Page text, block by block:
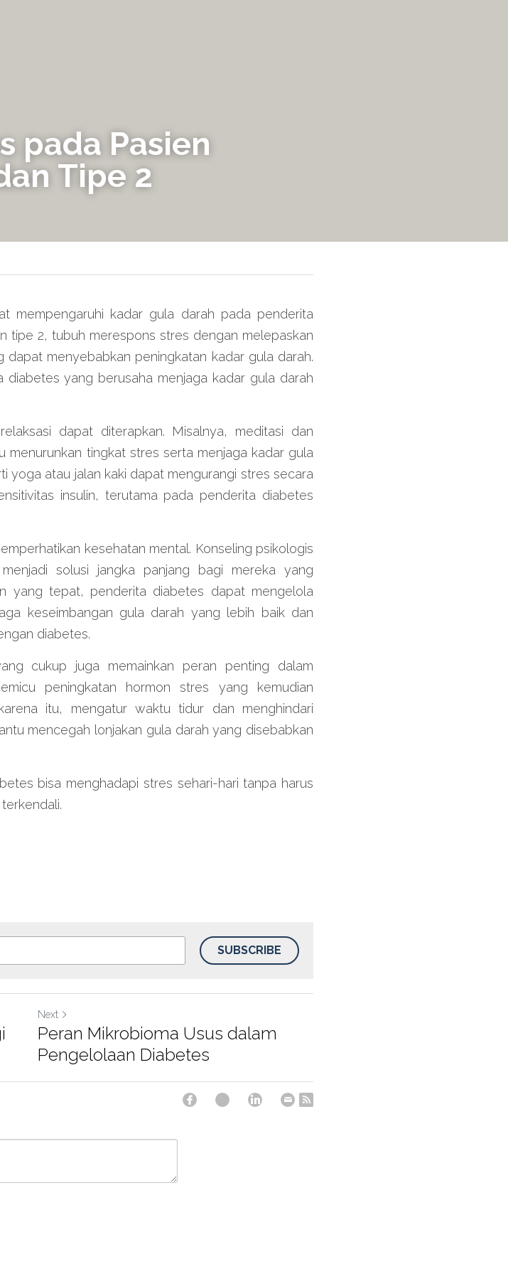
pada Pasien
Tipe 2
mempengaruhi kadar gula darah pada penderita
tipe 2, tubuh merespons stres dengan melepaskan
menyebabkan peningkatan kadar gula darah.
yang berusaha menjaga kadar gula darah
dapat diterapkan. Misalnya, meditasi dan
menurunkan tingkat stres serta menjaga kadar gula
yoga atau jalan kaki dapat mengurangi stres secara
insulin, terutama pada penderita diabetes
kesehatan mental. Konseling psikologis
solusi jangka panjang bagi mereka yang
yang tepat, penderita diabetes dapat mengelola
keseimbangan gula darah yang lebih baik dan
diabetes.
cukup juga memainkan peran penting dalam
peningkatan hormon stres yang kemudian
itu, mengatur waktu tidur dan menghindari
mencegah lonjakan gula darah yang disebabkan
bisa menghadapi stres sehari-hari tanpa harus
SUBSCRIBE
Next
Peran Mikrobioma Usus dalam
Pengelolaan Diabetes